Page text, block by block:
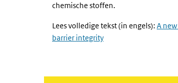
chemische stoffen.
Lees volledige tekst (in engels): A
barrier integrity